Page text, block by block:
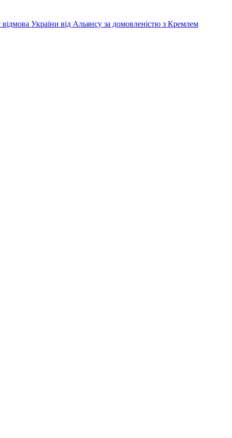
України від Альянсу за домовленістю з Кремлем